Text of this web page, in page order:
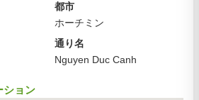
都市
ホーチミン
通り名
Nguyen Duc Canh
ション